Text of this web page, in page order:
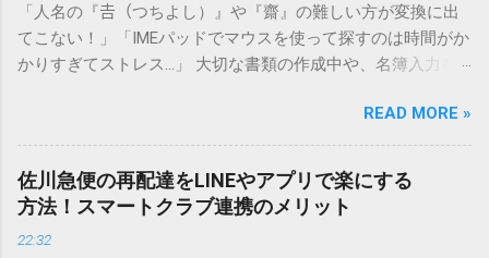
「人名の『𠮷（つちよし）』や『齋』の難しい方が変換に出
てこない！」「IMEパッドでマウスを使って探すのは時間がか
かりすぎてストレス…」 大切な書類の作成中や、名簿入力を
てしまいますよね。多くの人が「IMEパッド（手書き入力）」
を使いますが、実はマウスで一画ずつ書くのは非効率です
し、似た漢字が多すぎて結局見つからないことも少なくあり
ません。 そこで今回は、IMEパッドを使わずに、特定のコー
ドを打ち込むだけで一瞬で旧字や外字、特殊記号を呼び出す
「文字コード入力」のテクニックを詳しく解説します。 この
READ MORE »
佐川急便の再配達をLINEやアプリで楽にする
方法！スマートクラブ連携のメリット
22:32